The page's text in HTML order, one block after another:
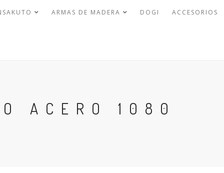
ARMAS DE MADERA DOGI ACCESORIOS
ACERO 1080